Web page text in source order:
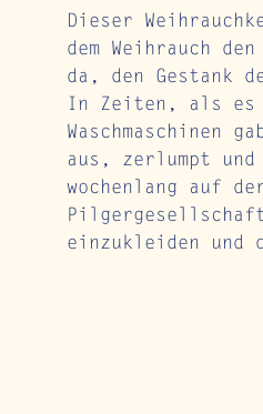
Dieser
dem Weihrauch
da, den Gestank
In Zeiten, als es
Waschmaschinen
aus, zerlumpt
wochenlang auf
einzukleiden und